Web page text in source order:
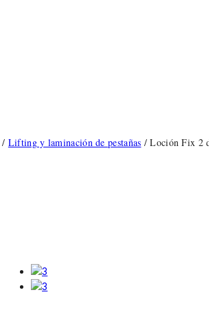
/ Lifting y laminación de pestañas / Loción Fix 2